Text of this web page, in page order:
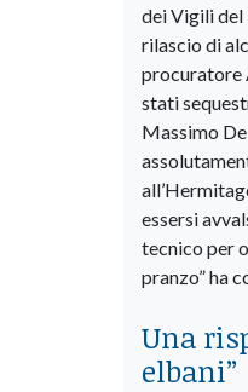
dei Vigili del
rilascio di
procuratore
stati
Massimo
essersi
tecnico per
pranzo” ha
Una
elbani”